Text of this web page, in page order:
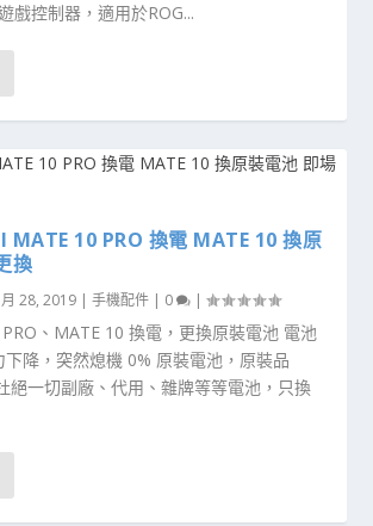
戲控制器，適用於ROG...
MATE 10 PRO 換電 MATE 10 換原
換
28, 2019 |手機配件 0 |
、MATE 10 換電，更換原裝電池 電池
降，突然熄機 0% 原裝電池，原裝品
絕一切副廠、代用、雜牌等等電池，只換